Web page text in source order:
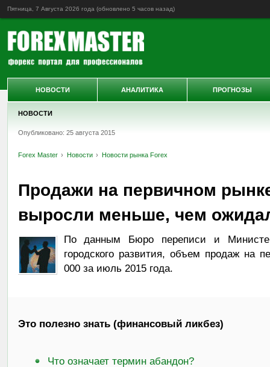
Пятница, 7 Августа 2026 года (обновлено 5 часов назад)
НОВОСТИ
Опубликовано: 25 августа 2015
Forex Master Новости Новости рынка Forex
Продажи на первичном
выросли меньше, чем
По данным Бюро переписи и
городского развития, объем продаж на
000 за июль 2015 года.
Это полезно знать (финансовый ликбез)
Что означает термин абандон?
НОВОСТИ АНАЛИТИКА ПРОГНОЗЫ